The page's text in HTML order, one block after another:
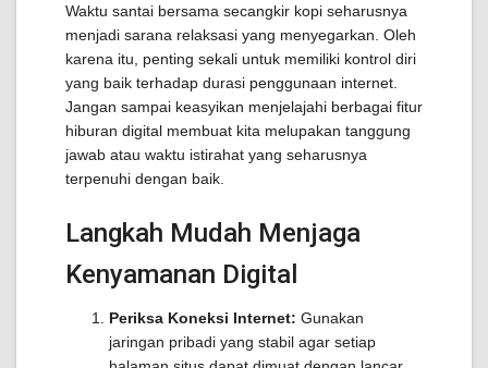
Waktu santai bersama secangkir kopi seharusnya
menjadi sarana relaksasi yang menyegarkan. Oleh
karena itu, penting sekali untuk memiliki kontrol diri
yang baik terhadap durasi penggunaan internet.
Jangan sampai keasyikan menjelajahi berbagai fitur
hiburan digital membuat kita melupakan tanggung
jawab atau waktu istirahat yang seharusnya
terpenuhi dengan baik.
Langkah Mudah Menjaga
Kenyamanan Digital
Periksa Koneksi Internet: Gunakan
jaringan pribadi yang stabil agar setiap